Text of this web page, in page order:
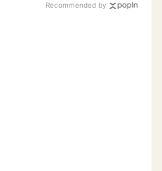
Recommended by